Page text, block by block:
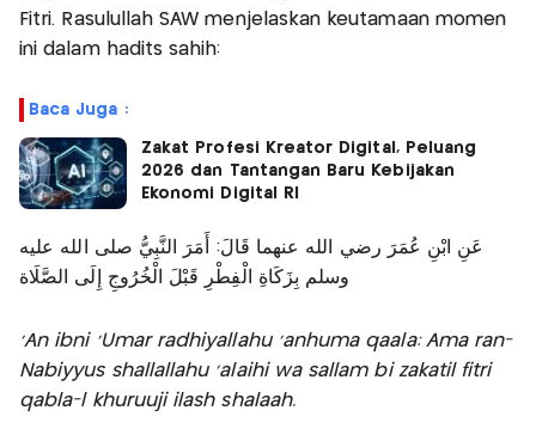
Fitri. Rasulullah SAW menjelaskan keutamaan momen
ini dalam hadits sahih:
Baca Juga :
Zakat Profesi Kreator Digital, Peluang
2026 dan Tantangan Baru Kebijakan
Ekonomi Digital RI
عَنِ ابْنِ عُمَرَ رضي الله عنهما قَالَ: أَمَرَ النَّبِيُّ صلى الله عليه
وسلم بِزَكَاةِ الْفِطْرِ قَبْلَ الْخُرُوجِ إِلَى الصَّلَاة
‘An ibni ‘Umar radhiyallahu ‘anhuma qaala: Ama ran-
Nabiyyus shallallahu ‘alaihi wa sallam bi zakatil fitri
qabla-l khuruuji ilash shalaah.